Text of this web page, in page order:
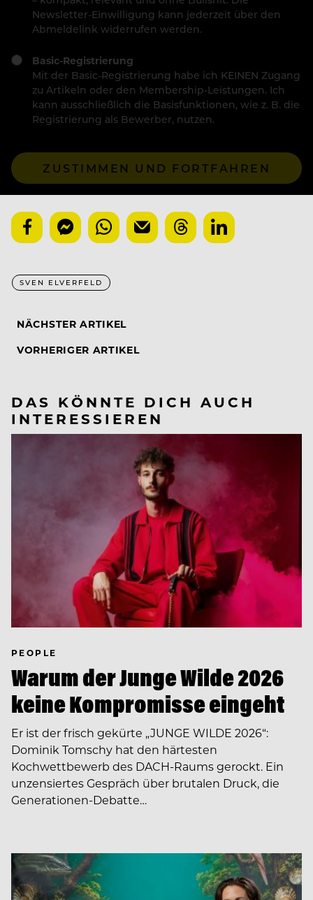
Newsletter-Einwilligung kann jederzeit über den
Abmeldelink widerrufen werden.
Basic-Registrierung
Mit der Basic-Registrierung habe ich KEINEN Zugang
zu Artikeln oder den Membership-Leistungen. Ich
kann ausschließlich die Basisfunktionen, wie z. B. die
Registrierung als Bewerber, nutzen.
ZUSTIMMEN UND FORTFAHREN
SVEN ELVERFELD
NÄCHSTER ARTIKEL
VORHERIGER ARTIKEL
DAS KÖNNTE DICH AUCH
INTERESSIEREN
PEOPLE
Warum der Junge Wilde 2026
keine Kompromisse eingeht
Er ist der frisch gekürte „JUNGE WILDE 2026“:
Dominik Tomschy hat den härtesten
Kochwettbewerb des DACH-Raums gerockt. Ein
unzensiertes Gespräch über brutalen Druck, die
Generationen-Debatte…